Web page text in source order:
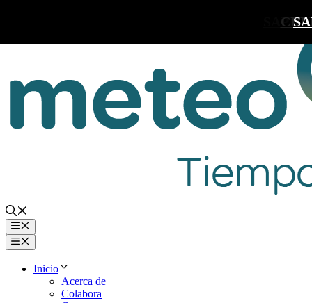
Menú
Menú
Inicio
Acerca de
Colabora